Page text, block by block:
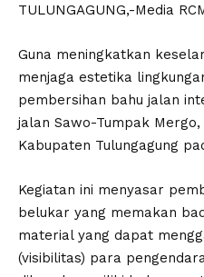
TULUNGAGUNG,-Media
Guna meningkatkan
menjaga estetika
pembersihan bahu jalan
jalan Sawo-Tumpak
Kabupaten Tulungagung
​Kegiatan ini menyasar
belukar yang memakan
material yang dapat
(visibilitas) para